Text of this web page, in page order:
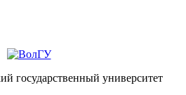
государственный университет